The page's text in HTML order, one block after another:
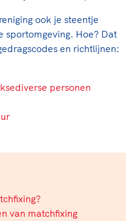
kader
ook je steentje
sportomgeving. Hoe? Dat
en richtlijnen:
personen
van matchfixing